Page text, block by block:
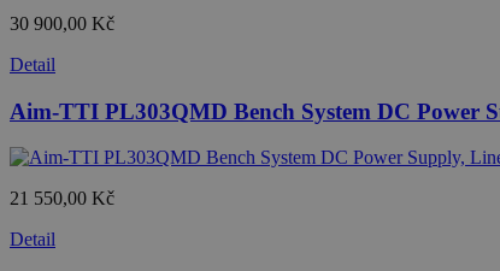
30 900,00 Kč
Detail
Aim-TTI PL303QMD Bench System DC Power
21 550,00 Kč
Detail